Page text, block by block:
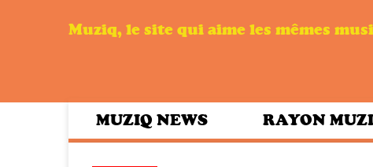
Muziq, le site qui aime les mêmes
MUZIQ NEWS RAYON